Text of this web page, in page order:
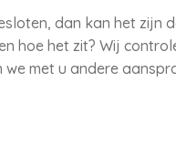
dan kan het zijn
hoe het zit? Wij
met u andere